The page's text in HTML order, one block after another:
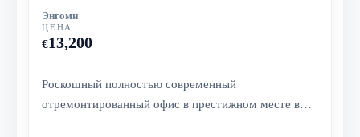
Энгоми
ЦЕНА
€13,200
Роскошный полностью современный
отремонтированный офис в престижном месте в